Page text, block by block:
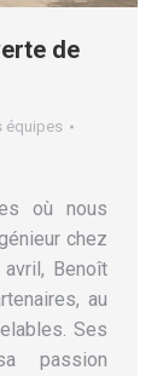
de
équipes
où nous
chez
Benoît
au
Ses
passion